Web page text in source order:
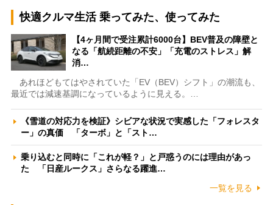
快適クルマ生活 乗ってみた、使ってみた
【4ヶ月間で受注累計6000台】BEV普及の障壁と
なる「航続距離の不安」「充電のストレス」解
消…
あれほどもてはやされていた「EV（BEV）シフト」の潮流も、
最近では減速基調になっているように見える。…
《雪道の対応力を検証》シビアな状況で実感した「フォレスタ
ー」の真価 「ターボ」と「スト…
乗り込むと同時に「これが軽？」と戸惑うのには理由があっ
た 「日産ルークス」さらなる躍進…
一覧を見る